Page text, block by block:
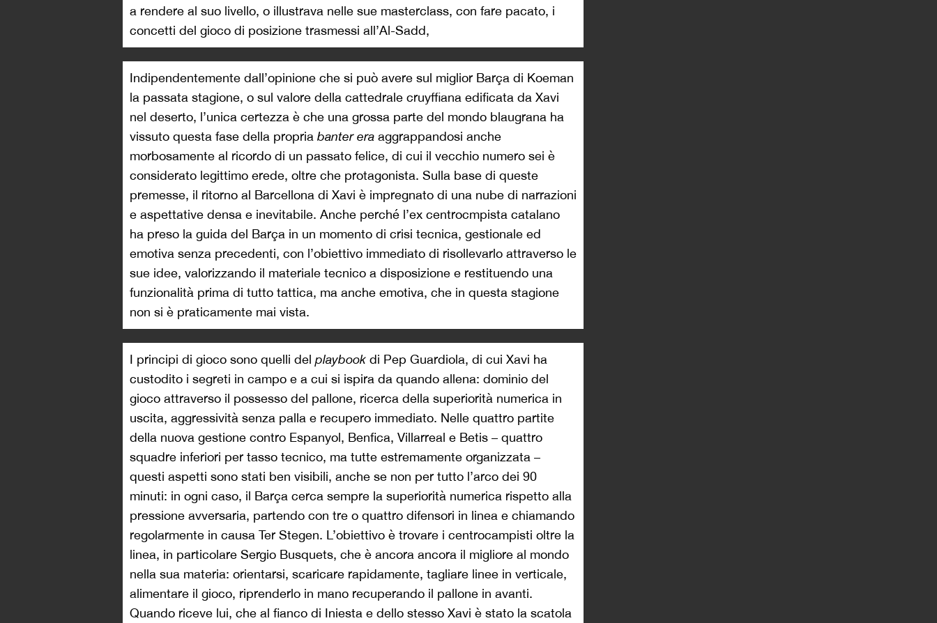
a rendere al suo livello, o illustrava nelle sue masterclass, con fare pacato, i
concetti del gioco di posizione trasmessi all’Al-Sadd,
Indipendentemente dall’opinione che si può avere sul miglior Barça di Koeman
la passata stagione, o sul valore della cattedrale cruyffiana edificata da Xavi
nel deserto, l’unica certezza è che una grossa parte del mondo blaugrana ha
vissuto questa fase della propria banter era aggrappandosi anche
morbosamente al ricordo di un passato felice, di cui il vecchio numero sei è
considerato legittimo erede, oltre che protagonista. Sulla base di queste
premesse, il ritorno al Barcellona di Xavi è impregnato di una nube di narrazioni
e aspettative densa e inevitabile. Anche perché l’ex centrocmpista catalano
ha preso la guida del Barça in un momento di crisi tecnica, gestionale ed
emotiva senza precedenti, con l’obiettivo immediato di risollevarlo attraverso le
sue idee, valorizzando il materiale tecnico a disposizione e restituendo una
funzionalità prima di tutto tattica, ma anche emotiva, che in questa stagione
non si è praticamente mai vista.
I principi di gioco sono quelli del playbook di Pep Guardiola, di cui Xavi ha
custodito i segreti in campo e a cui si ispira da quando allena: dominio del
gioco attraverso il possesso del pallone, ricerca della superiorità numerica in
uscita, aggressività senza palla e recupero immediato. Nelle quattro partite
della nuova gestione contro Espanyol, Benfica, Villarreal e Betis – quattro
squadre inferiori per tasso tecnico, ma tutte estremamente organizzata –
questi aspetti sono stati ben visibili, anche se non per tutto l’arco dei 90
minuti: in ogni caso, il Barça cerca sempre la superiorità numerica rispetto alla
pressione avversaria, partendo con tre o quattro difensori in linea e chiamando
regolarmente in causa Ter Stegen. L’obiettivo è trovare i centrocampisti oltre la
linea, in particolare Sergio Busquets, che è ancora ancora il migliore al mondo
nella sua materia: orientarsi, scaricare rapidamente, tagliare linee in verticale,
alimentare il gioco, riprenderlo in mano recuperando il pallone in avanti.
Quando riceve lui, che al fianco di Iniesta e dello stesso Xavi è stato la scatola